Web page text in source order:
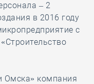
– 2
в 2016 году
с
Омска» компания